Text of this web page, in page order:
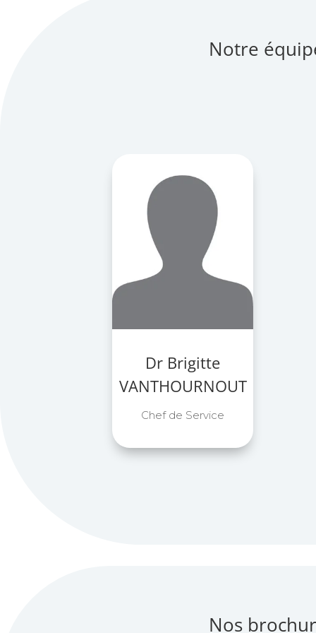
Notre
Dr Brigitte
VANTHOURNOUT
Chef de Service
Nos